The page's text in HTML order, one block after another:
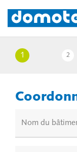
1 2
Nom du